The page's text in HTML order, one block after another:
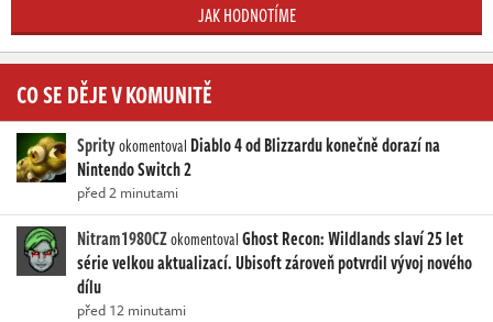
JAK HODNOTÍME
CO SE DĚJE V KOMUNITĚ
Sprityokomentoval Diablo 4 od Blizzardu konečně dorazí na
Nintendo Switch 2
před 2 minutami
Nitram1980CZokomentovalGhost Recon: Wildlands slaví 25 let
série velkou aktualizací. Ubisoft zároveň potvrdil vývoj nového
dílu
před 12 minutami